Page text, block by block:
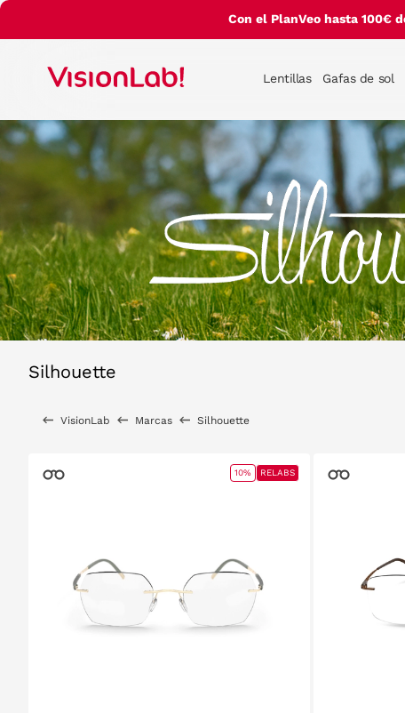
Con el PlanVeo hasta 100€
Lentillas Gafas de sol
Silhouette
VisionLab Marcas Silhouette
10% RELABS